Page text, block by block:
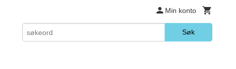
Min konto
Søk